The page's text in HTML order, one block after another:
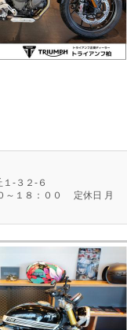
‐３２‐６
～１８：００ 定休日 月